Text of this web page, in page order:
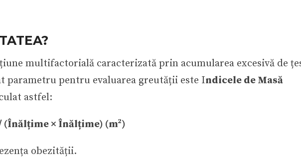
multifactorială caracterizată prin acumularea excesivă de
parametru pentru evaluarea greutății este Indicele de Masă
astfel:
(Înălțime × Înălțime) (m²)
obezității.